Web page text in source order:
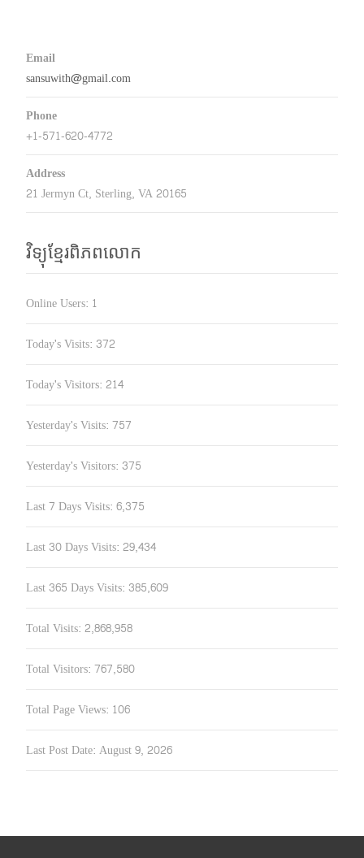
Email
sansuwith@gmail.com
Phone
+1-571-620-4772
Address
21 Jermyn Ct, Sterling, VA 20165
វិទ្យុខ្មែរពិភពលោក
Online Users: 1
Today's Visits: 372
Today's Visitors: 214
Yesterday's Visits: 757
Yesterday's Visitors: 375
Last 7 Days Visits: 6,375
Last 30 Days Visits: 29,434
Last 365 Days Visits: 385,609
Total Visits: 2,868,958
Total Visitors: 767,580
Total Page Views: 106
Last Post Date: August 9, 2026